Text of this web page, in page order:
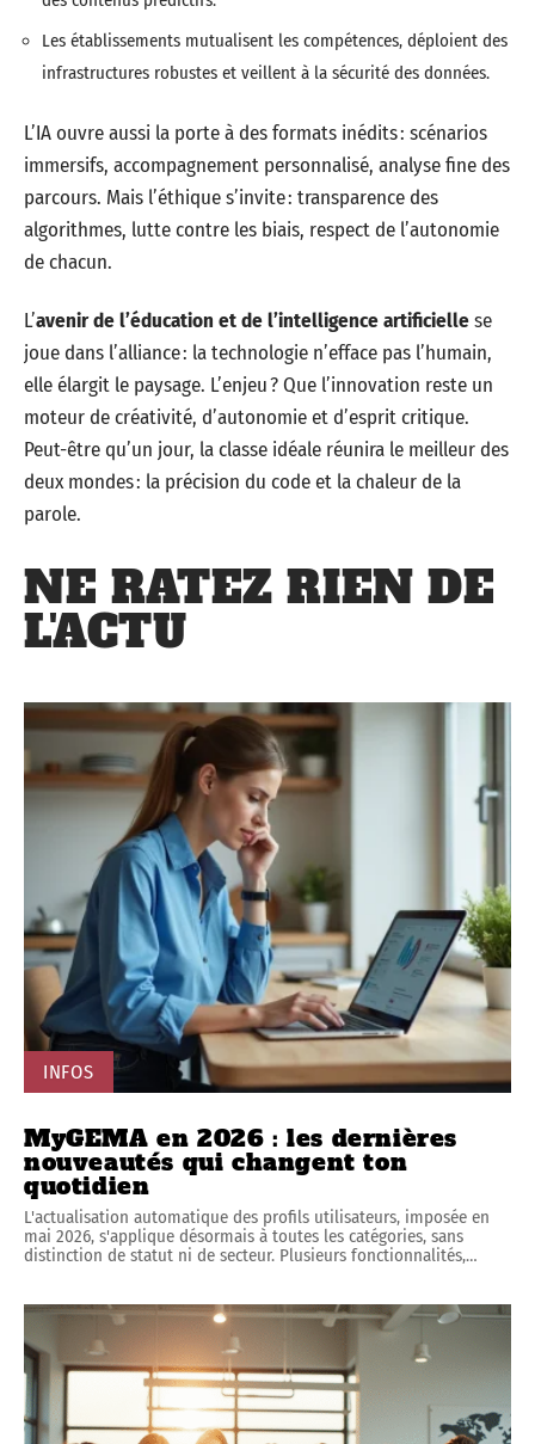
Les établissements mutualisent les compétences, déploient des
infrastructures robustes et veillent à la sécurité des données.
L’IA ouvre aussi la porte à des formats inédits : scénarios
immersifs, accompagnement personnalisé, analyse fine des
parcours. Mais l’éthique s’invite : transparence des
algorithmes, lutte contre les biais, respect de l’autonomie
de chacun.
L’avenir de l’éducation et de l’intelligence artificiellese
joue dans l’alliance : la technologie n’efface pas l’humain,
elle élargit le paysage. L’enjeu ? Que l’innovation reste un
moteur de créativité, d’autonomie et d’esprit critique.
Peut-être qu’un jour, la classe idéale réunira le meilleur des
deux mondes : la précision du code et la chaleur de la
parole.
NE RATEZ RIEN DE
L'ACTU
INFOS
MyGEMA en 2026 : les dernières
nouveautés qui changent ton
quotidien
L'actualisation automatique des profils utilisateurs, imposée en
mai 2026, s'applique désormais à toutes les catégories, sans
distinction de statut ni de secteur. Plusieurs fonctionnalités,…